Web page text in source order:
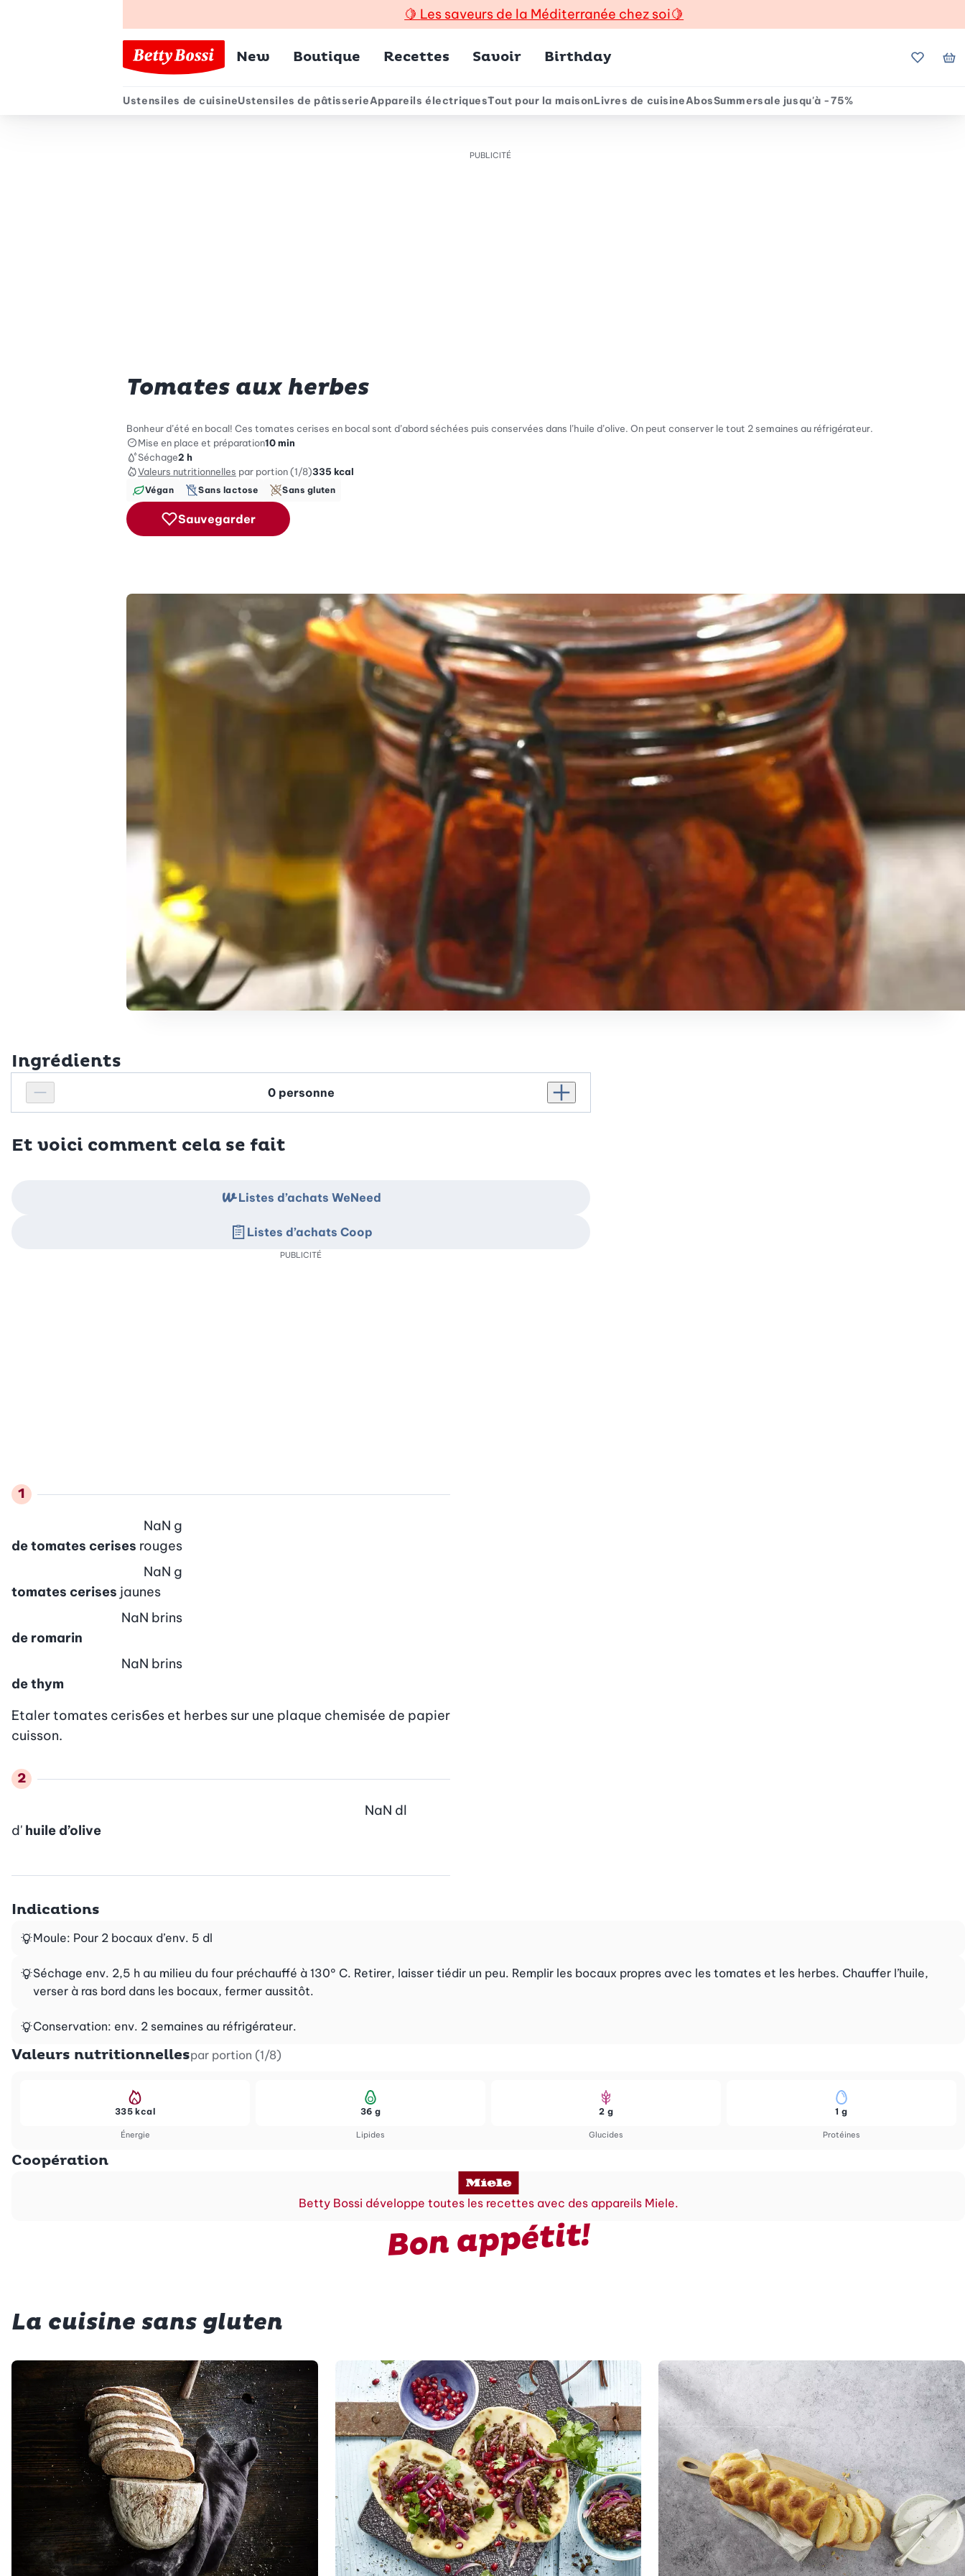
🍋 Les saveurs de la Méditerranée chez soi🍋
Menu principal
New Boutique Recettes Savoir Birthday Mes
Menu secondaire
Ustensiles de cuisineUstensiles de pâtisserieAppareils électriquesTout pour la maisonLivres de cuisineAbosSummersale jusqu'à -75%
PUBLICITÉ
Tomates aux herbes
Bonheur d’été en bocal! Ces tomates cerises en bocal sont d’abord séchées puis conservées dans l’huile d’olive. On peut conserver le tout 2 semaines au réfrigérateur.
Mise en place et préparation10 min
Séchage2 h
Valeurs nutritionnelles par portion (1/8)335 kcal
Végan Sans lactose Sans gluten
Sauvegarder
Ingrédients
Réduire le nombre de personnes
Personnes Augmenter le nombre de personnes
Et voici comment cela se fait
de tomates cerises rouges
NaN g
tomates cerises jaunes
NaN g
de romarin
NaN brins
de thym
NaN brins
Etaler tomates ceris6es et herbes sur une plaque chemisée de papier
cuisson.
d' huile d’olive
NaN dl
Listes d’achats WeNeed
Listes d’achats Coop
PUBLICITÉ
Indications
Moule: Pour 2 bocaux d’env. 5 dl
Séchage env. 2,5 h au milieu du four préchauffé à 130° C. Retirer, laisser tiédir un peu. Remplir les bocaux propres avec les tomates et les herbes. Chauffer l’huile,
verser à ras bord dans les bocaux, fermer aussitôt.
Conservation: env. 2 semaines au réfrigérateur.
Valeurs nutritionnellespar portion (1/8)
Énergie
335 kcal
Lipides
36 g
Glucides
2 g
Protéines
1 g
Coopération
Betty Bossi développe toutes les recettes avec des appareils Miele.
Bon appétit!
La cuisine sans gluten